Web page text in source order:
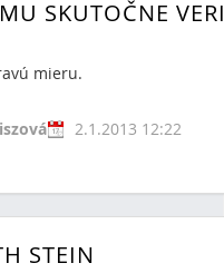
SKUTOČNE
mieru.
2.1.2013 12:22
STEIN